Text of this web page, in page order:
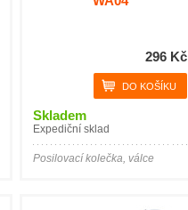
296 Kč
Skladem
Expediční sklad
Posilovací kolečka, válce